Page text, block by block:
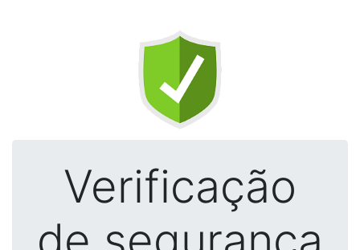
Verificação